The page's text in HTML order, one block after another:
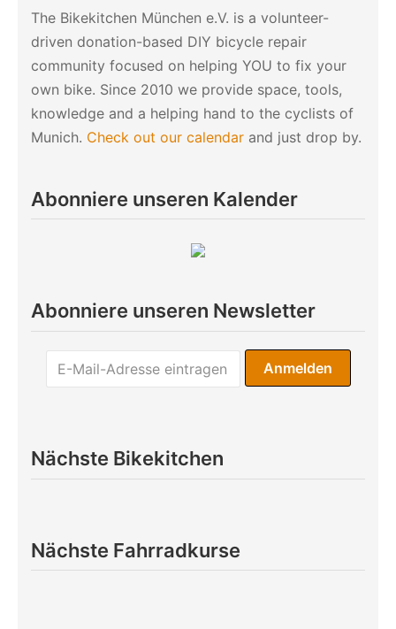
The Bikekitchen München e.V. is a volunteer-
driven donation-based DIY bicycle repair
community focused on helping YOU to fix your
own bike. Since 2010 we provide space, tools,
knowledge and a helping hand to the cyclists of
Munich. Check out our calendar and just drop by.
Abonniere unseren Kalender
Abonniere unseren Newsletter
Nächste Bikekitchen
Nächste Fahrradkurse